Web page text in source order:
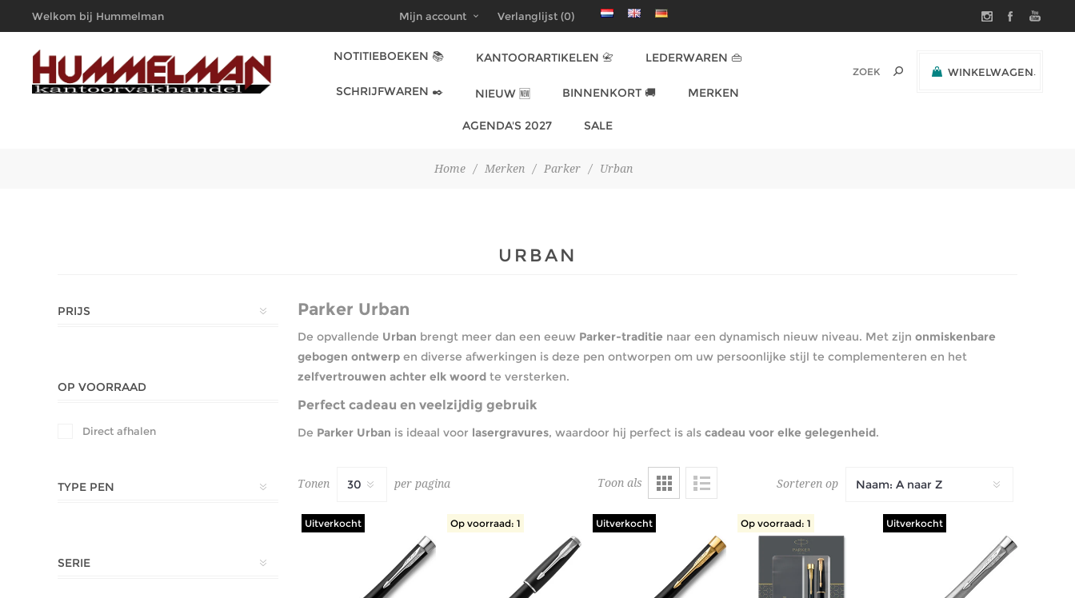
Welkom bij Hummelman
Kantoorvakhandel
Mijn account Verlanglijst (0)
WINKELWAGEN
NOTITIEBOEKEN 📚 KANTOORARTIKELEN 📇 LEDERWAREN 👜
SCHRIJFWAREN ✒️ NIEUW 🆕 BINNENKORT 🚚 MERKEN
AGENDA'S 2027 SALE
Home / Merken / Parker / Urban
URBAN
Parker Urban
De opvallende Urban brengt meer dan een eeuw Parker-traditie naar een dynamisch nieuw niveau. Met zijn onmiskenbare
gebogen ontwerp en diverse afwerkingen is deze pen ontworpen om uw persoonlijke stijl te complementeren en het
zelfvertrouwen achter elk woord te versterken.
Perfect cadeau en veelzijdig gebruik
De Parker Urban is ideaal voor lasergravures, waardoor hij perfect is als cadeau voor elke gelegenheid.
Toon als Sorteren op
Tonen per pagina
Uitverkocht Op voorraad: 1 Uitverkocht Op voorraad: 1 Uitverkocht
PRIJS
OP VOORRAAD
Direct afhalen
TYPE PEN
SERIE